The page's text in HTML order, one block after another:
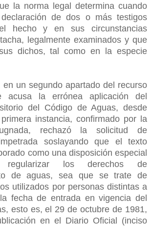
la norma legal determina cuando
de dos o más testigos
hecho y en sus circunstancias
legalmente examinados y que
dichos, tal como en la especie
en un segundo apartado del recurso
acusa la errónea aplicación del
del Código de Aguas, desde
instancia, confirmado por la
rechazó la solicitud de
soslayando que el texto
como una disposición especial
los derechos de
de aguas, sea que se trate de
utilizados por personas distintas a
fecha de entrada en vigencia del
esto es, el 29 de octubre de 1981,
en el Diario Oficial (inciso